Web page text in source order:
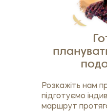
Розкажіть нам
підготуємо
маршрут